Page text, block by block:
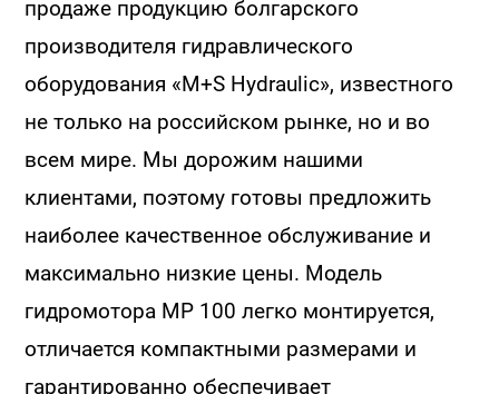
продаже продукцию болгарского
производителя гидравлического
оборудования «M+S Hydraulic», известного
не только на российском рынке, но и во
всем мире. Мы дорожим нашими
клиентами, поэтому готовы предложить
наиболее качественное обслуживание и
максимально низкие цены. Модель
гидромотора MP 100 легко монтируется,
отличается компактными размерами и
гарантированно обеспечивает